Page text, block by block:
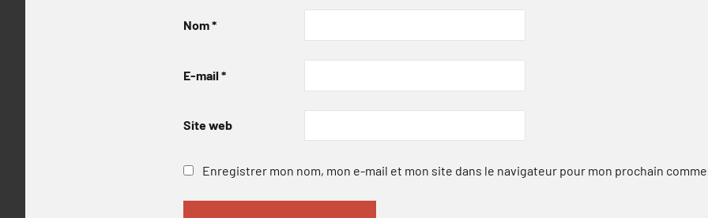
Nom*
E-mail *
Site web
Enregistrer mon nom, mon e-mail et mon site dans le navigateur pour mon prochain